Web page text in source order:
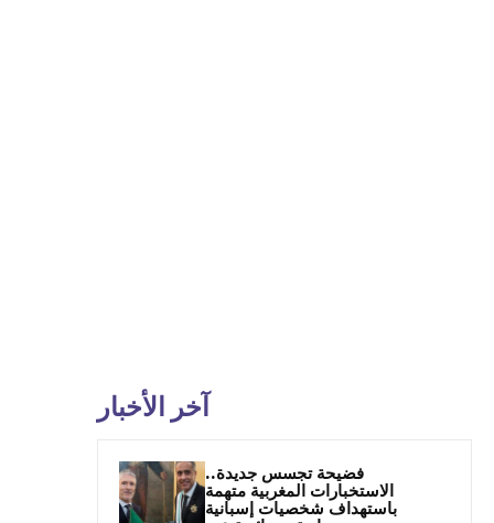
آخر الأخبار
فضيحة تجسس جديدة..
الاستخبارات المغربية متهمة
باستهداف شخصيات إسبانية